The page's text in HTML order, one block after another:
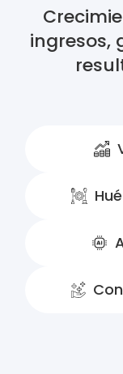
ingresos,